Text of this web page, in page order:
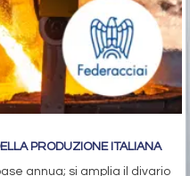
PRODUZIONE ITALIANA
annua; si amplia il divario